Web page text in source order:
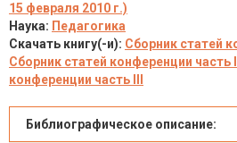
15 февраля 2010 г.)
Наука: Педагогика
Скачать книгу(-и): Сборник статей
Сборник статей конференции часть II
конференции часть III
Библиографическое описание: